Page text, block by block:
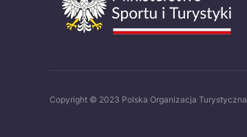
Copyright © 2023 Polska Organizacja Turystyczna